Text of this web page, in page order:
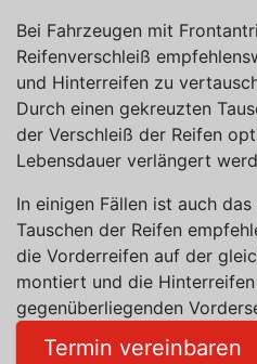
Bei Fahrzeugen mit
Reifenverschleiß
und Hinterreifen zu
Durch einen gekreuzten
der Verschleiß der Reifen
Lebensdauer verlängert
In einigen Fällen ist auch
Tauschen der Reifen
die Vorderreifen auf der
montiert und die
gegenüberliegenden
Termin vereinbaren